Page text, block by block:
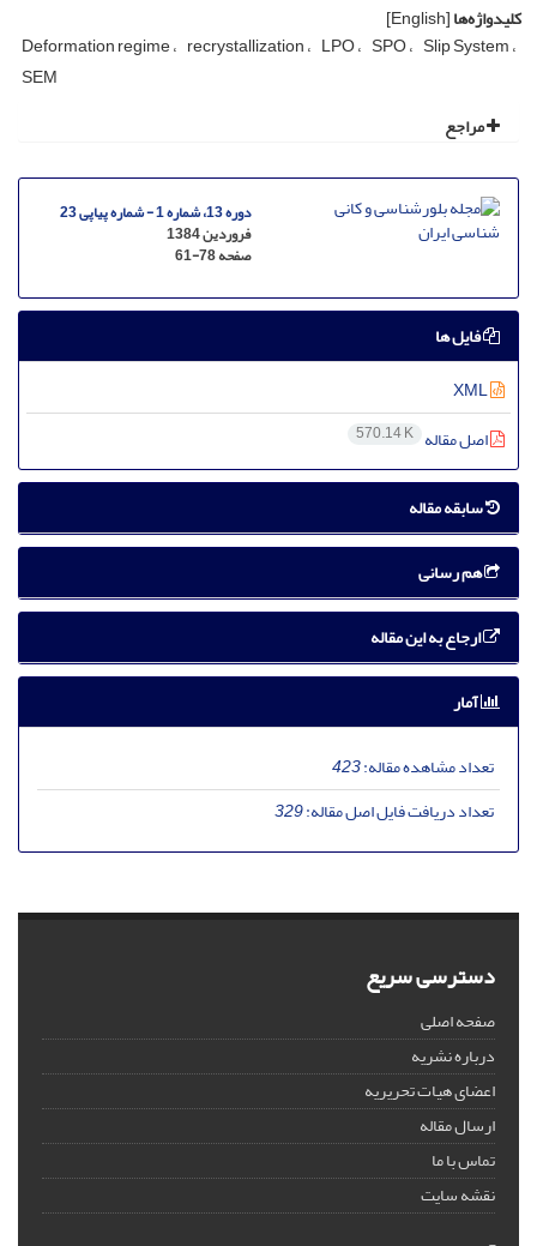
کلیدواژه‌ها[English]
Deformation regime recrystallization LPO SPO Slip System
SEM
مراجع
دوره 13، شماره 1 - شماره پیاپی 23
فروردین 1384
صفحه61-78
فایل ها
اصل مقاله 570.14 K
سابقه مقاله
هم رسانی
ارجاع به این مقاله
آمار
تعداد مشاهده مقاله:423
تعداد دریافت فایل اصل مقاله:329
دسترسی سریع
صفحه اصلی
درباره نشریه
اعضای هیات تحریریه
ارسال مقاله
تماس با ما
نقشه سایت